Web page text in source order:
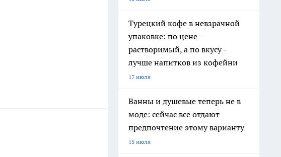
Турецкий кофе в невзрачной
упаковке: по цене -
растворимый, а по вкусу -
лучше напитков из кофейни
17 июля
Ванны и душевые теперь не в
моде: сейчас все отдают
предпочтение этому варианту
15 июля